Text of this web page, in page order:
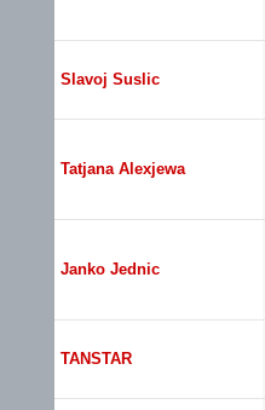
Slavoj Suslic
Tatjana Alexjewa
Janko Jednic
TANSTAR